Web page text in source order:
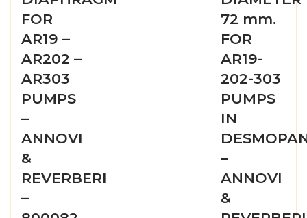
FOR
AR19 –
AR202 –
AR303
PUMPS
–
ANNOVI
&
REVERBERI
–
72 mm.
FOR
AR19-
202-303
PUMPS
IN
–
ANNOVI
&